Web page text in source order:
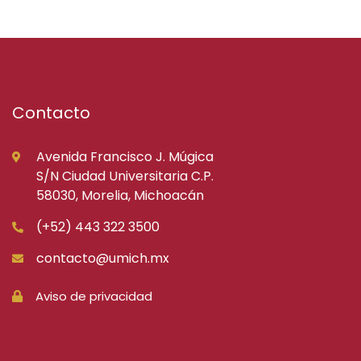
Contacto
Avenida Francisco J. Múgica
S/N Ciudad Universitaria C.P.
58030, Morelia, Michoacán
(+52) 443 322 3500
contacto@umich.mx
Aviso de privacidad